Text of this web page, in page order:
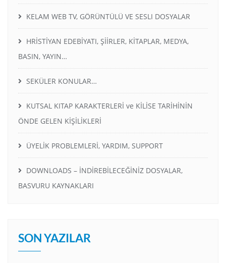
KELAM WEB TV, GÖRÜNTÜLÜ VE SESLI DOSYALAR
HRİSTİYAN EDEBİYATI, ŞİİRLER, KİTAPLAR, MEDYA,
BASIN, YAYIN…
SEKÜLER KONULAR…
KUTSAL KITAP KARAKTERLERİ ve KİLİSE TARİHİNİN
ÖNDE GELEN KİŞİLİKLERİ
ÜYELİK PROBLEMLERİ, YARDIM, SUPPORT
DOWNLOADS – İNDİREBİLECEĞİNİZ DOSYALAR,
BASVURU KAYNAKLARI
SON YAZILAR